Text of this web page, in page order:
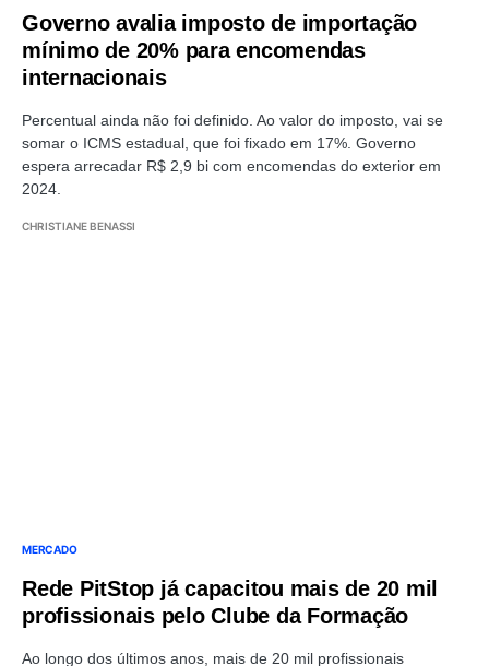
Governo avalia imposto de importação
mínimo de 20% para encomendas
internacionais
Percentual ainda não foi definido. Ao valor do imposto, vai se
somar o ICMS estadual, que foi fixado em 17%. Governo
espera arrecadar R$ 2,9 bi com encomendas do exterior em
2024.
CHRISTIANE BENASSI
MERCADO
Rede PitStop já capacitou mais de 20 mil
profissionais pelo Clube da Formação
Ao longo dos últimos anos, mais de 20 mil profissionais